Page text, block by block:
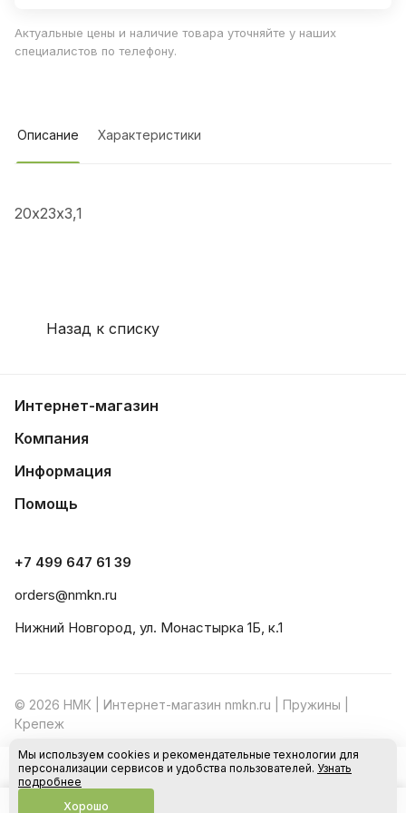
В корзину
Актуальные цены и наличие товара уточняйте у наших
специалистов по телефону.
Описание Характеристики
20х23х3,1
Назад к списку
Интернет-магазин
Компания
Информация
Помощь
+7 499 647 61 39
orders@nmkn.ru
Нижний Новгород, ул. Монастырка 1Б, к.1
© 2026 НМК | Интернет-магазин nmkn.ru | Пружины |
Крепеж
Конфиденциальность Оферта
Мы используем cookies и рекомендательные технологии для
персонализации сервисов и удобства пользователей. Узнать
подробнее
Хорошо